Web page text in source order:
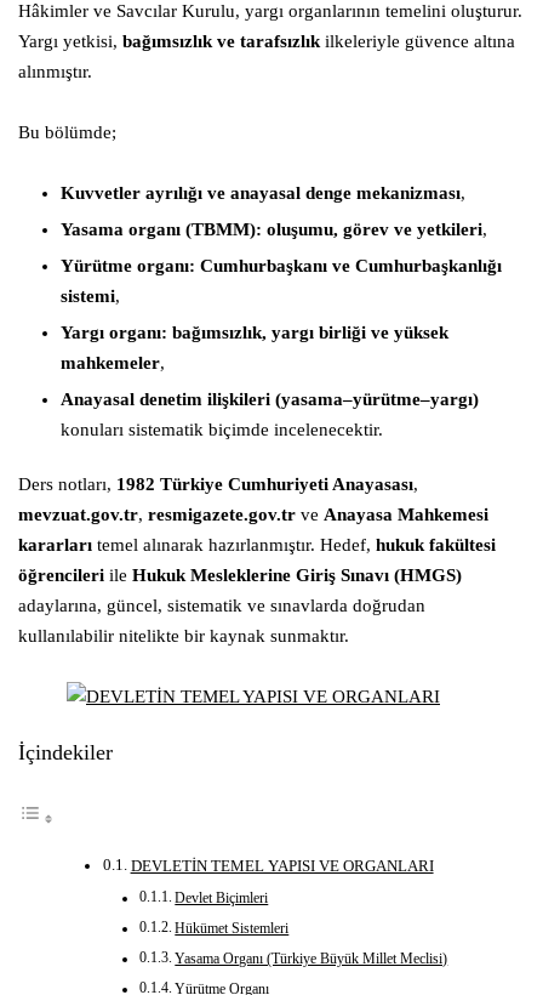
Hâkimler ve Savcılar Kurulu, yargı organlarının temelini oluşturur.
Yargı yetkisi, bağımsızlık ve tarafsızlıkilkeleriyle güvence altına
alınmıştır.
Bu bölümde;
Kuvvetler ayrılığı ve anayasal denge mekanizması,
Yasama organı (TBMM): oluşumu, görev ve yetkileri,
Yürütme organı: Cumhurbaşkanı ve Cumhurbaşkanlığı
sistemi,
Yargı organı: bağımsızlık, yargı birliği ve yüksek
mahkemeler,
Anayasal denetim ilişkileri (yasama–yürütme–yargı)
konuları sistematik biçimde incelenecektir.
Ders notları, 1982 Türkiye Cumhuriyeti Anayasası,
mevzuat.gov.tr, resmigazete.gov.tr ve Anayasa Mahkemesi
kararları temel alınarak hazırlanmıştır. Hedef, hukuk fakültesi
öğrencileri ile Hukuk Mesleklerine Giriş Sınavı (HMGS)
adaylarına, güncel, sistematik ve sınavlarda doğrudan
kullanılabilir nitelikte bir kaynak sunmaktır.
İçindekiler
DEVLETİN TEMEL YAPISI VE ORGANLARI
Devlet Biçimleri
Hükümet Sistemleri
Yasama Organı (Türkiye Büyük Millet Meclisi)
Yürütme Organı